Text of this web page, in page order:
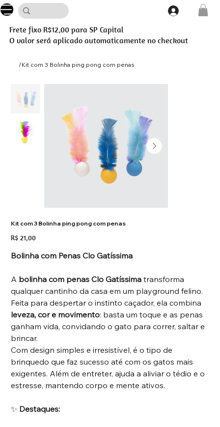
Frete fixo R$12,00 para SP Capital
O valor será aplicado automaticamente no checkout
/Kit com 3 Bolinha ping pong com penas
Kit com 3 Bolinha ping pong com penas
Preço
R$ 21,00
Bolinha com Penas Clo Gatíssima
A bolinha com penas Clo Gatíssima transforma
qualquer cantinho da casa em um playground felino.
Feita para despertar o instinto caçador, ela combina
leveza, cor e movimento: basta um toque e as penas
ganham vida, convidando o gato para correr, saltar e
brincar.
Com design simples e irresistível, é o tipo de
brinquedo que faz sucesso até com os gatos mais
exigentes. Além de entreter, ajuda a aliviar o tédio e o
estresse, mantendo corpo e mente ativos.
✨ Destaques: